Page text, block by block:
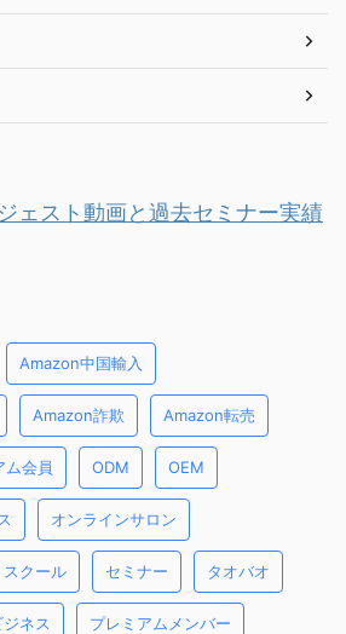
ェスト動画と過去セミナー実績
Amazon中国輸入
Amazon詐欺 Amazon転売
ム会員 ODM OEM
オンラインサロン
スクール セミナー タオバオ
ジネス プレミアムメンバー